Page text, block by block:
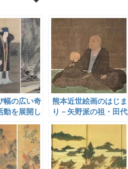
幅の広い奇
動を展開し
熊本近世絵画のはじま
り－矢野派の祖・田代
等甫